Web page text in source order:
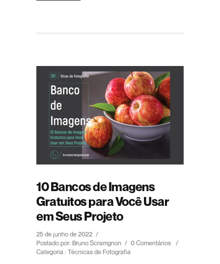
10 Bancos de Imagens
Gratuitos para Você Usar
em Seus Projeto
25 de junho de 2022 /
Postado por: Bruno Scramgnon / 0 Comentários
/
Categoria : Técnicas de Fotografia